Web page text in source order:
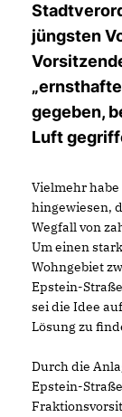
jüngsten
ernsthafte
gegeben,
Luft
Vielmehr
hingewiesen,
Wegfall von
Um einen
Wohngebiet
Epstein-
sei die Idee
Lösung zu
Durch die
Epstein-